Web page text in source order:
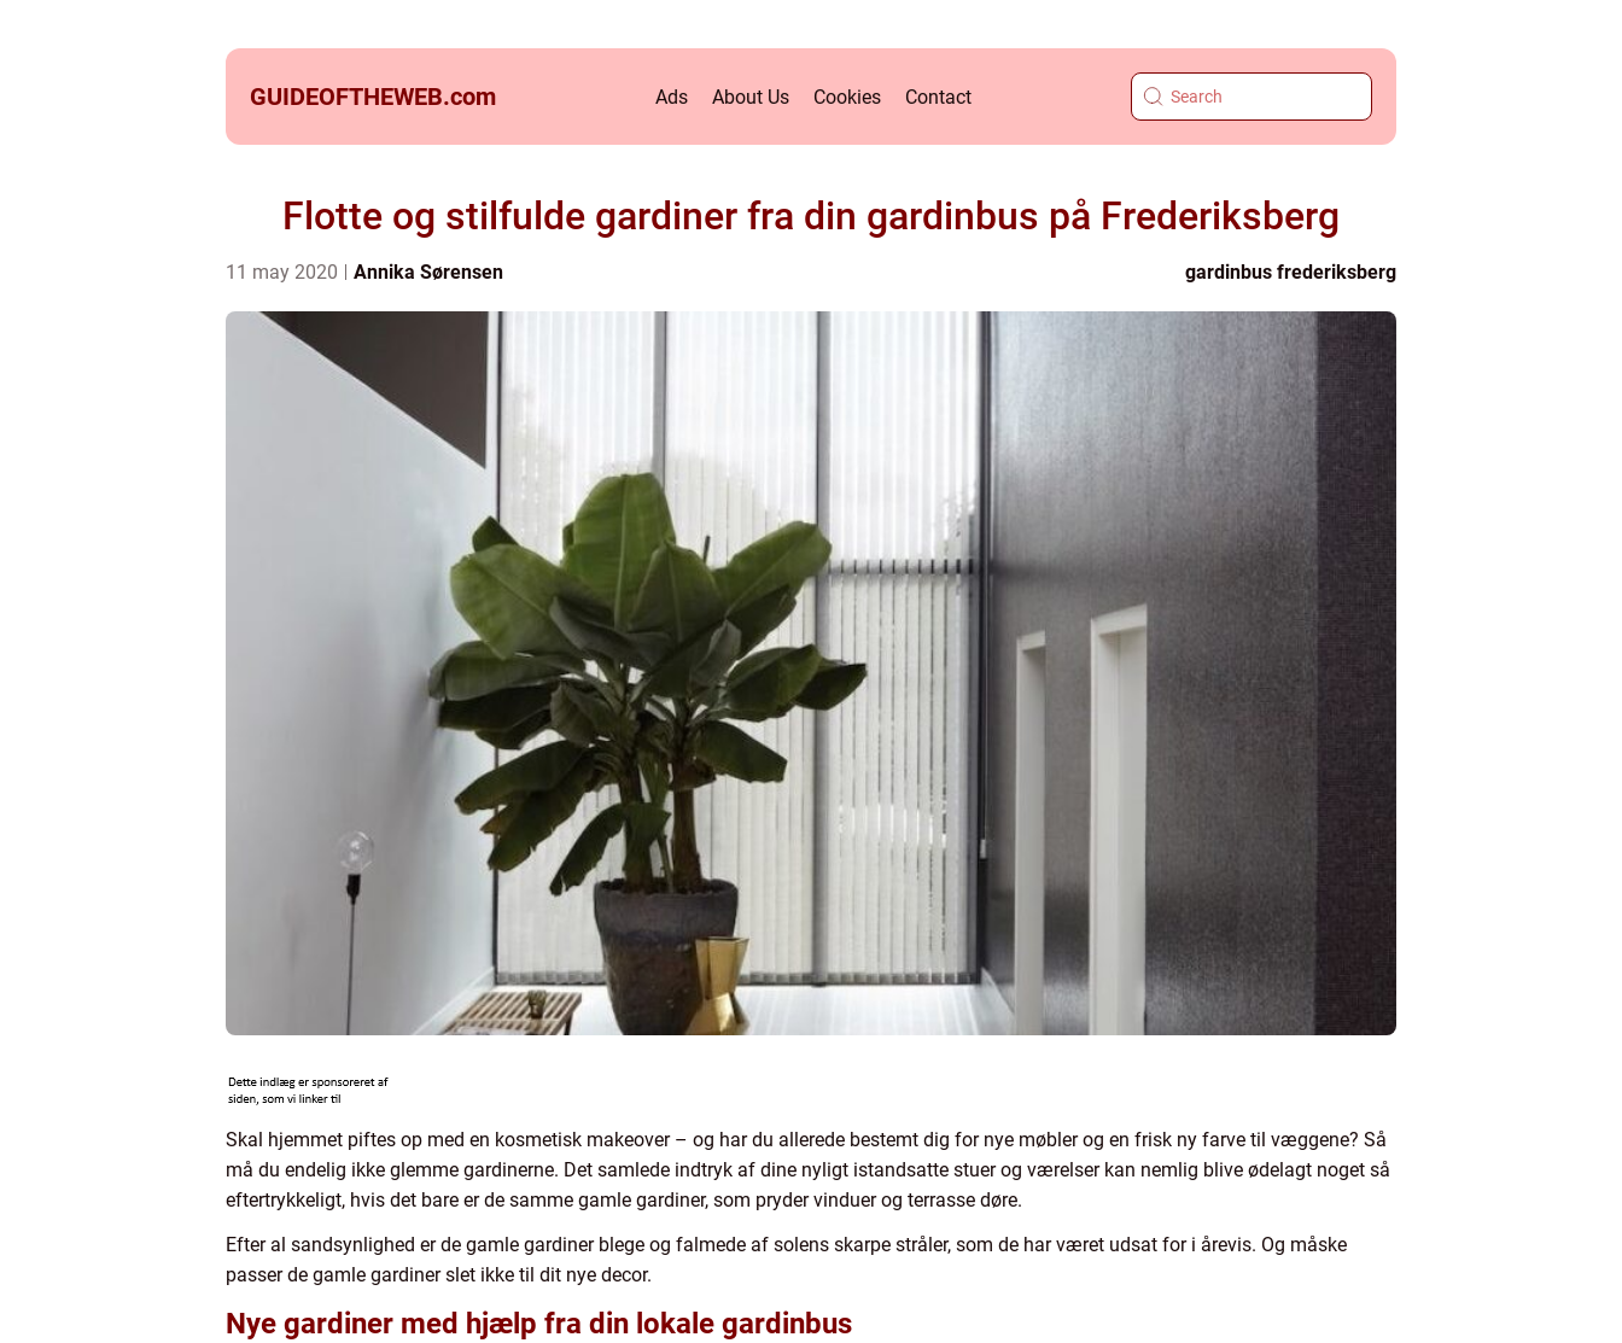
GUIDEOFTHEWEB.com Ads About Us Cookies Contact
Flotte og stilfulde gardiner fra din gardinbus på Frederiksberg
11 may 2020 Annika Sørensen gardinbus frederiksberg
Skal hjemmet piftes op med en kosmetisk makeover – og har du allerede bestemt dig for nye møbler og en frisk ny farve til væggene? Så
må du endelig ikke glemme gardinerne. Det samlede indtryk af dine nyligt istandsatte stuer og værelser kan nemlig blive ødelagt noget så
eftertrykkeligt, hvis det bare er de samme gamle gardiner, som pryder vinduer og terrasse døre.
Efter al sandsynlighed er de gamle gardiner blege og falmede af solens skarpe stråler, som de har været udsat for i årevis. Og måske
passer de gamle gardiner slet ikke til dit nye decor.
Nye gardiner med hjælp fra din lokale gardinbus